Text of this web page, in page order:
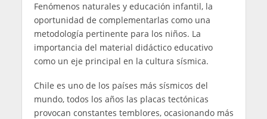
Fenómenos naturales y educación infantil, la
oportunidad de complementarlas como una
metodología pertinente para los niños. La
importancia del material didáctico educativo
como un eje principal en la cultura sísmica.
Chile es uno de los países más sísmicos del
mundo, todos los años las placas tectónicas
provocan constantes temblores, ocasionando más